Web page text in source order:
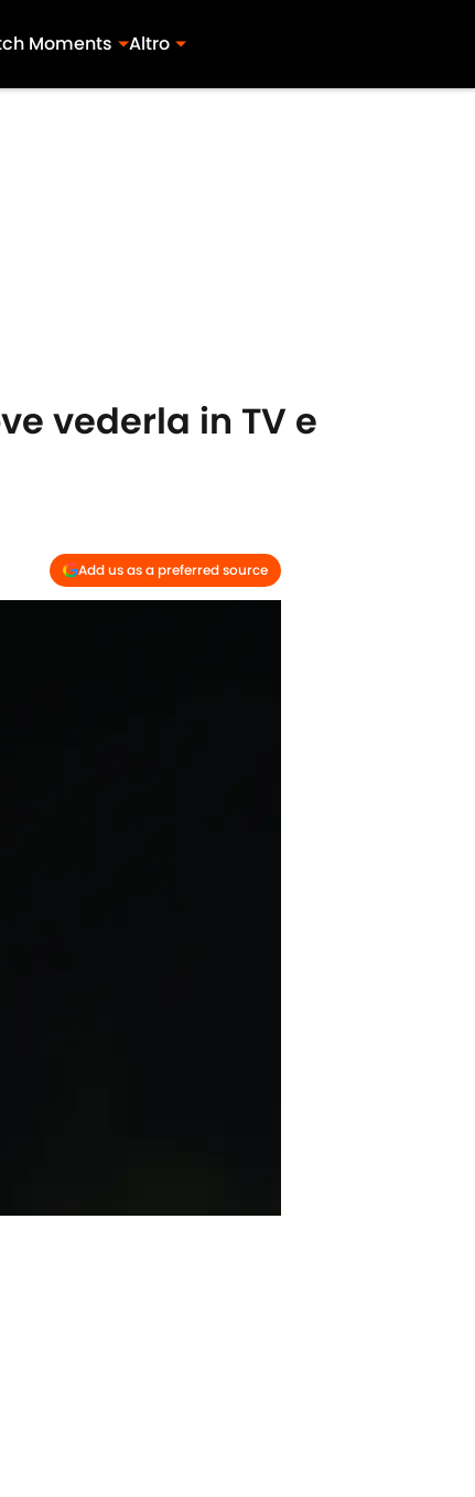
Moments Altro
vederla in TV e
Add us as a preferred source